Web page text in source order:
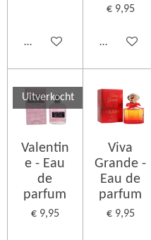
Houd mij op de hoogte
€ 9,95
Houd mij
Uitverkocht
Valentin
e - Eau
de
parfum
€ 9,95
Viva
Grande -
Eau de
parfum
€ 9,95